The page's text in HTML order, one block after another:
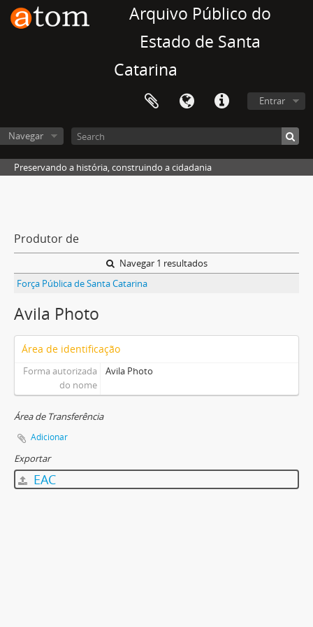
Arquivo Público do
Estado de Santa
Catarina
Entrar
Navegar
Preservando a história, construindo a cidadania
Produtor de
Navegar 1 resultados
Força Pública de Santa Catarina
Avila Photo
Área de identificação
Forma autorizada
do nome
Avila Photo
Área de Transferência
Adicionar
Exportar
EAC